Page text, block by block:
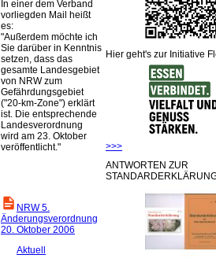
In einer dem Verband
vorliegden Mail heißt
es:
"Außerdem möchte ich
Sie darüber in Kenntnis
setzen, dass das
gesamte Landesgebiet
von NRW zum
Gefährdungsgebiet
("20-km-Zone") erklärt
ist. Die entsprechende
Landesverordnung
wird am 23. Oktober
veröffentlicht."
NRW 5.
Änderungsverordnung
20. Oktober 2006
Aktuell
Hier geht's zur Initiative
>>>
ANTWORTEN ZUR